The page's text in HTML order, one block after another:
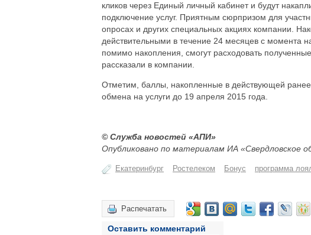
кликов через Единый личный кабинет и будут
подключение услуг. Приятным сюрпризом для
опросах и других специальных акциях компании.
действительными в течение 24 месяцев с момента
помимо накопления, смогут расходовать
рассказали в компании.
Отметим, баллы, накопленные в действующей
обмена на услуги до 19 апреля 2015 года.
© Служба новостей «АПИ»
Опубликовано по материалам ИА «Свердловское
Екатеринбург Ростелеком Бонус программа
Распечатать
Оставить комментарий